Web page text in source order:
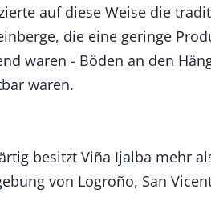
auf diese Weise die
die eine geringe
waren - Böden an den
waren.
besitzt Viña Ijalba mehr
von Logroño, San